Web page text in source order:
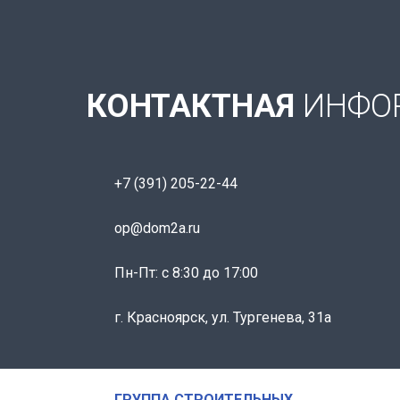
КОНТАКТНАЯ
+7 (391) 205-22-44
op@dom2a.ru
Пн-Пт: c 8:30 до 17:00
г. Красноярск, ул. Тургенева, 31а